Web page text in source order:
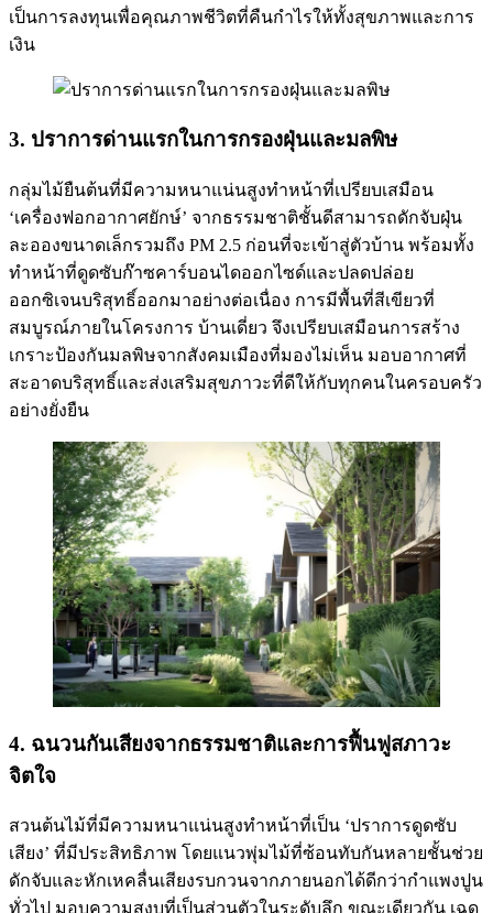
เป็นการลงทุนเพื่อคุณภาพชีวิตที่คืนกำไรให้ทั้งสุขภาพและการ
เงิน
3. ปราการด่านแรกในการกรองฝุ่นและมลพิษ
กลุ่มไม้ยืนต้นที่มีความหนาแน่นสูงทำหน้าที่เปรียบเสมือน
‘เครื่องฟอกอากาศยักษ์’ จากธรรมชาติชั้นดีสามารถดักจับฝุ่น
ละอองขนาดเล็กรวมถึง PM 2.5 ก่อนที่จะเข้าสู่ตัวบ้าน พร้อมทั้ง
ทำหน้าที่ดูดซับก๊าซคาร์บอนไดออกไซด์และปลดปล่อย
ออกซิเจนบริสุทธิ์ออกมาอย่างต่อเนื่อง การมีพื้นที่สีเขียวที่
สมบูรณ์ภายในโครงการ บ้านเดี่ยว จึงเปรียบเสมือนการสร้าง
เกราะป้องกันมลพิษจากสังคมเมืองที่มองไม่เห็น มอบอากาศที่
สะอาดบริสุทธิ์และส่งเสริมสุขภาวะที่ดีให้กับทุกคนในครอบครัว
อย่างยั่งยืน
4. ฉนวนกันเสียงจากธรรมชาติและการฟื้นฟูสภาวะ
จิตใจ
สวนต้นไม้ที่มีความหนาแน่นสูงทำหน้าที่เป็น ‘ปราการดูดซับ
เสียง’ ที่มีประสิทธิภาพ โดยแนวพุ่มไม้ที่ซ้อนทับกันหลายชั้นช่วย
ดักจับและหักเหคลื่นเสียงรบกวนจากภายนอกได้ดีกว่ากำแพงปูน
ทั่วไป มอบความสงบที่เป็นส่วนตัวในระดับลึก ขณะเดียวกัน เฉด